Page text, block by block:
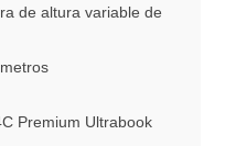
de altura variable de
Premium Ultrabook